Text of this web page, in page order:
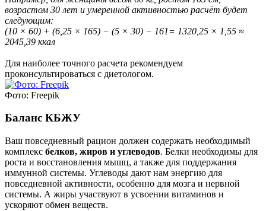
возрастом 30 лет и умеренной активностью расчёт будет
следующим:
(10 × 60) + (6,25 × 165) − (5 × 30) − 161= 1320,25 × 1,55 ≈
2045,39 ккал
Для наиболее точного расчета рекомендуем
проконсультироваться с диетологом.
Фото: Freepik
Баланс КБЖУ
Ваш повседневный рацион должен содержать необходимый
комплекс белков, жиров и углеводов. Белки необходимы для
роста и восстановления мышц, а также для поддержания
иммунной системы. Углеводы дают нам энергию для
повседневной активности, особенно для мозга и нервной
системы. А жиры участвуют в усвоении витаминов и
ускоряют обмен веществ.